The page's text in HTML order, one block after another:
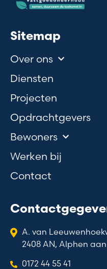
Sitemap
Over ons
Diensten
Projecten
Opdrachtgevers
Bewoners
Werken bij
Contact
A. van
2408 AN, Alphen
0172 44 55 41